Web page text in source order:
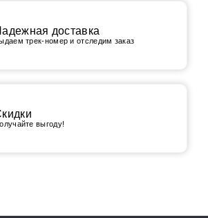
доставка
трек-номер и отследим заказ
выгоду!